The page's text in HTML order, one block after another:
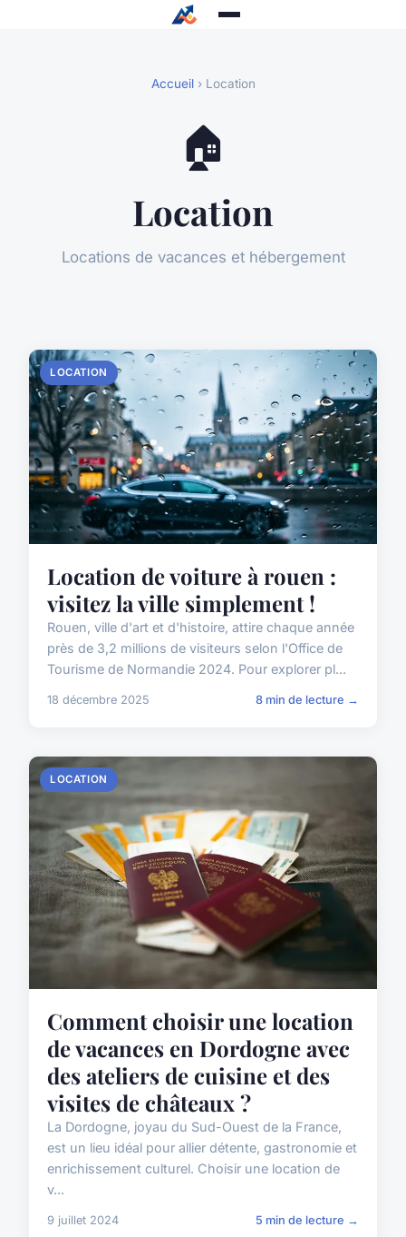
Accueil› Location
🏠
Location
Locations de vacances et hébergement
LOCATION
Location de voiture à rouen :
visitez la ville simplement !
Rouen, ville d'art et d'histoire, attire chaque année
près de 3,2 millions de visiteurs selon l'Office de
Tourisme de Normandie 2024. Pour explorer pl...
18 décembre 2025 8 min de lecture →
LOCATION
Comment choisir une location
de vacances en Dordogne avec
des ateliers de cuisine et des
visites de châteaux ?
La Dordogne, joyau du Sud-Ouest de la France,
est un lieu idéal pour allier détente, gastronomie et
enrichissement culturel. Choisir une location de
v...
9 juillet 2024 5 min de lecture →